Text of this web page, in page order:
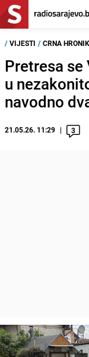
/ VIJESTI / CRNA
Pretresa se
u
navodno
21.05.26. 11:29 3